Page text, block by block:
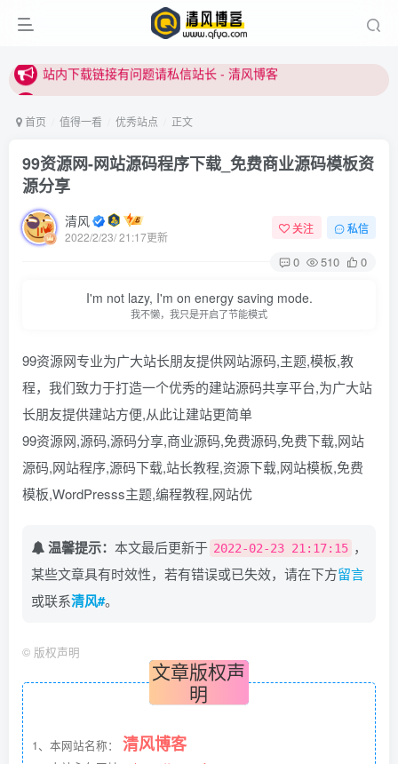
本站正式开启推广，具体查看个人中心。
本站正式开启推广，具体查看个人中心。
站内下载链接有问题请私信站长 - 清风博客
首页 值得一看 优秀站点 正文
99资源网-网站源码程序下载_免费商业源码模板资
源分享
清风
2022/2/23/ 21:17更新
关注 私信
0 510 0
I'm not lazy, I'm on energy saving mode.
我不懒，我只是开启了节能模式
99资源网专业为广大站长朋友提供网站源码,主题,模板,教
程，我们致力于打造一个优秀的建站源码共享平台,为广大站
长朋友提供建站方便,从此让建站更简单
99资源网,源码,源码分享,商业源码,免费源码,免费下载,网站
源码,网站程序,源码下载,站长教程,资源下载,网站模板,免费
模板,WordPresss主题,编程教程,网站优
温馨提示： 本文最后更新于 2022-02-23 21:17:15 ，
某些文章具有时效性，若有错误或已失效，请在下方留言
或联系清风#。
© 版权声明
文章版权声
明
1、本网站名称： 清风博客